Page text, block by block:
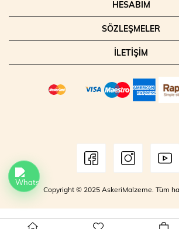
HESABIM
SÖZLEŞMELER
İLETIŞIM
Copyright © 2025 AskeriMalzeme. Tüm